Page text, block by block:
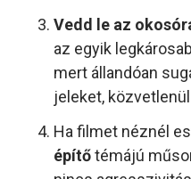
Vedd le az
az egyik
mert állandóan
jeleket,
Ha filmet néznél
építőtémájú